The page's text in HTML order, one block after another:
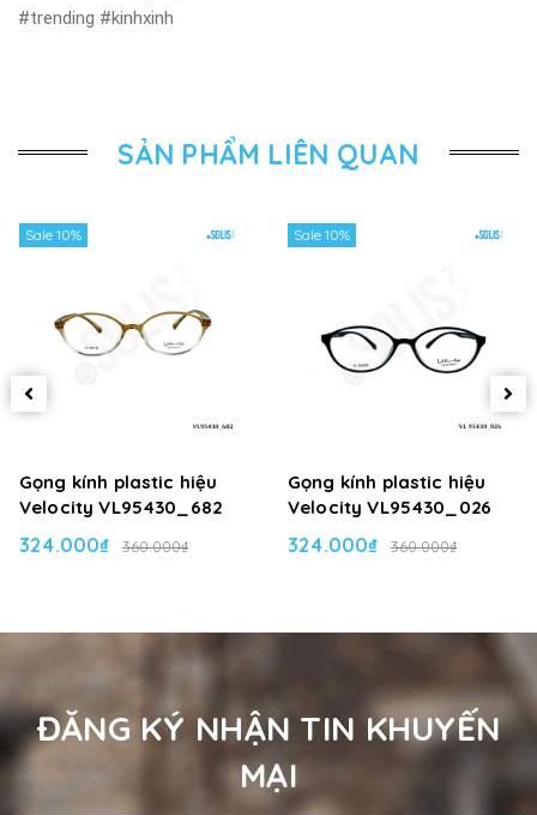
#trending #kinhxinh
SẢN PHẨM LIÊN QUAN
Sale 10%
Gọng kính plastic hiệu
Velocity VL95430_682
324.000₫ 360.000₫
Sale 10%
Gọng kính plastic hiệu
Velocity VL95430_026
324.000₫ 360.000₫
ĐĂNG KÝ NHẬN TIN KHUYẾN
MẠI